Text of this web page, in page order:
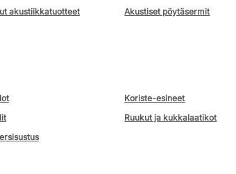
akustiikkatuotteet
Akustiset pöytäsermit
Koriste-esineet
Ruukut ja kukkalaatikot